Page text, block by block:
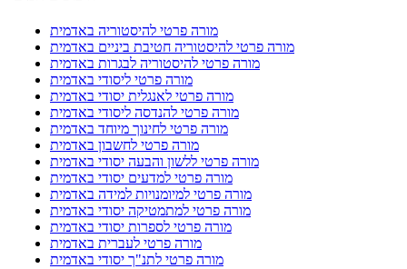
מורה פרטי להיסטוריה באדמית
מורה פרטי להיסטוריה חטיבת ביניים באדמית
מורה פרטי להיסטוריה לבגרות באדמית
מורה פרטי ליסודי באדמית
מורה פרטי לאנגלית יסודי באדמית
מורה פרטי להנדסה ליסודי באדמית
מורה פרטי לחינוך מיוחד באדמית
מורה פרטי לחשבון באדמית
מורה פרטי ללשון והבעה יסודי באדמית
מורה פרטי למדעים יסודי באדמית
מורה פרטי למיומנויות למידה באדמית
מורה פרטי למתמטיקה יסודי באדמית
מורה פרטי לספרות יסודי באדמית
מורה פרטי לעברית באדמית
מורה פרטי לתנ"ך יסודי באדמית